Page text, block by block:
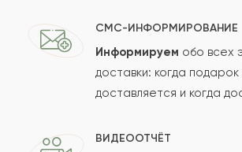
СМС-ИНФОРМИРОВАНИЕ
Информируем обо всех
доставки: когда
доставляется и когда
ВИДЕООТЧЁТ